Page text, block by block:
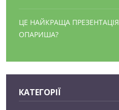
ЦЕ НАЙКРАЩА ПРЕЗЕНТАЦІЯ
ОПАРИША?
КАТЕГОРІЇ